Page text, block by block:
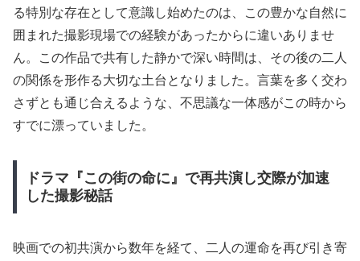
る特別な存在として意識し始めたのは、この豊かな自然に
囲まれた撮影現場での経験があったからに違いありませ
ん。この作品で共有した静かで深い時間は、その後の二人
の関係を形作る大切な土台となりました。言葉を多く交わ
さずとも通じ合えるような、不思議な一体感がこの時から
すでに漂っていました。
ドラマ『この街の命に』で再共演し交際が加速
した撮影秘話
映画での初共演から数年を経て、二人の運命を再び引き寄